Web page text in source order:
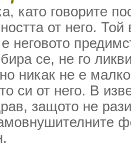
като говорите
от него.
неговото
се, не го
никак не е
си от него. В
защото не